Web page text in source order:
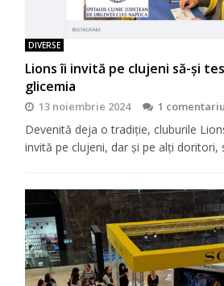
DIVERSE
Lions îi invită pe clujeni să-şi
glicemia
13 noiembrie 2024 1 comentariu
Devenită deja o tradiţie, cluburile
invită pe clujeni, dar şi pe alţi doritori,